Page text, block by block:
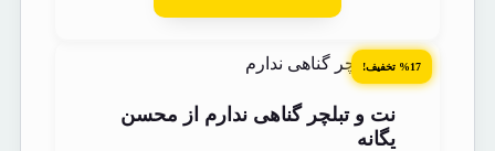
%17 تخفیف!
نت و تبلچر گناهی ندارم از محسن
یگانه